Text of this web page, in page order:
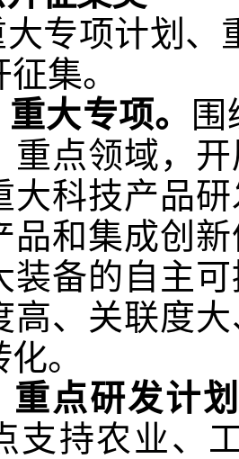
专项计划、
集。
重大专项。
重点领域，
大科技产品
品和集成创
装备的自主
高、关联度
。
重点研发计
支持农业、